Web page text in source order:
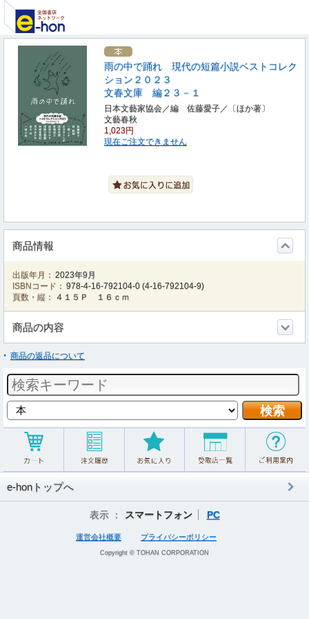
雨の中で踊れ 現代の短篇小説ベストコレク
ション２０２３
文春文庫 編２３－１
日本文藝家協会／編 佐藤愛子／〔ほか著〕
文藝春秋
1,023円
現在ご注文できません
商品情報
出版年月： 2023年9月
ISBNコード： 978-4-16-792104-0 (4-16-792104-9)
頁数・縦：
４１５Ｐ １６ｃｍ
商品の内容
商品の返品について
e-honトップへ
表示 ： スマートフォン PC
運営会社概要 プライバシーポリシー
Copyright © TOHAN CORPORATION